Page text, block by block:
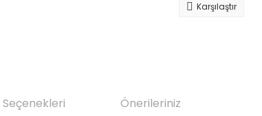
Karşılaştır
Önerileriniz